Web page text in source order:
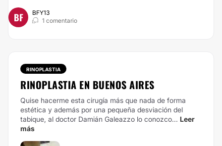
BF
BFY13
1 comentario
RINOPLASTIA
RINOPLASTIA EN BUENOS AIRES
Quise hacerme esta cirugía más que nada de forma
estética y además por una pequeña desviación del
tabique, al doctor Damián Galeazzo lo conozco... Leer
más